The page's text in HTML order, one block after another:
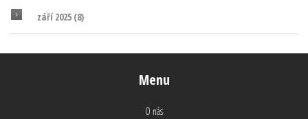
září 2025 (8)
Menu
O nás